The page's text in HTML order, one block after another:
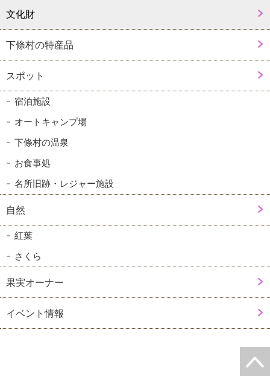
文化財
下條村の特産品
スポット
宿泊施設
オートキャンプ場
下條村の温泉
お食事処
名所旧跡・レジャー施設
自然
紅葉
さくら
果実オーナー
イベント情報